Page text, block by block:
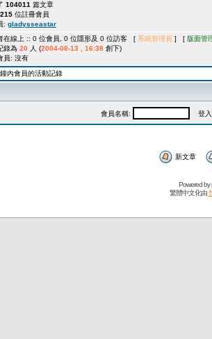
104011 篇文章
位註冊會員
: gladysseastar
在線上 :: 0 位會員, 0 位隱形及 0 位訪客 [ 系統管理員 ] [ 版面管
錄為 20 人 (2004-08-13 , 16:38 創下)
員: 沒有
內會員的活動記錄
會員名稱: 登入
新文章
Powered by
繁體中文化由